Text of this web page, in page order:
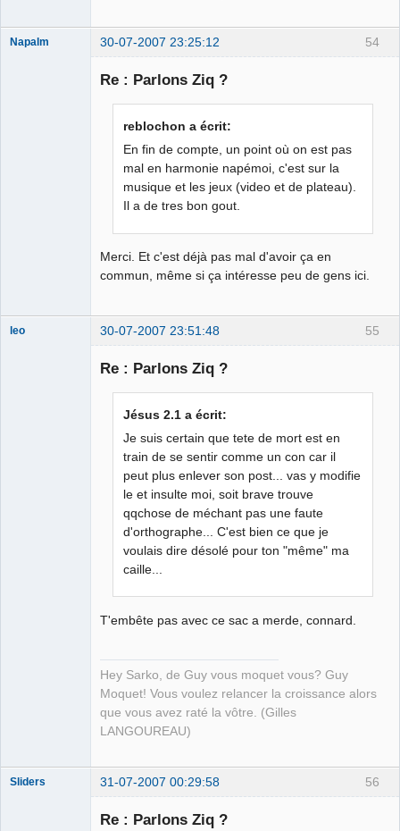
54
Napalm 30-07-2007 23:25:12
Re : Parlons Ziq ?
reblochon a écrit:
En fin de compte, un point où on est pas
mal en harmonie napémoi, c'est sur la
musique et les jeux (video et de plateau).
Il a de tres bon gout.
Merci. Et c'est déjà pas mal d'avoir ça en
commun, même si ça intéresse peu de gens ici.
55
leo 30-07-2007 23:51:48
Re : Parlons Ziq ?
Jésus 2.1 a écrit:
Je suis certain que tete de mort est en
train de se sentir comme un con car il
peut plus enlever son post... vas y modifie
le et insulte moi, soit brave trouve
qqchose de méchant pas une faute
d'orthographe... C'est bien ce que je
voulais dire désolé pour ton "même" ma
caille...
T'embête pas avec ce sac a merde, connard.
Hey Sarko, de Guy vous moquet vous? Guy
Moquet! Vous voulez relancer la croissance alors
que vous avez raté la vôtre. (Gilles
LANGOUREAU)
56
Sliders 31-07-2007 00:29:58
Re : Parlons Ziq ?